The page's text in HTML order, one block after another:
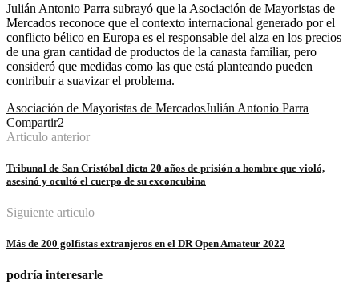
Julián Antonio Parra subrayó que la Asociación de Mayoristas de
Mercados reconoce que el contexto internacional generado por el
conflicto bélico en Europa es el responsable del alza en los precios
de una gran cantidad de productos de la canasta familiar, pero
consideró que medidas como las que está planteando pueden
contribuir a suavizar el problema.
Asociación de Mayoristas de MercadosJulián Antonio Parra
Compartir2
Articulo anterior
Tribunal de San Cristóbal dicta 20 años de prisión a hombre que violó,
asesinó y ocultó el cuerpo de su exconcubina
Siguiente articulo
Más de 200 golfistas extranjeros en el DR Open Amateur 2022
podría interesarle